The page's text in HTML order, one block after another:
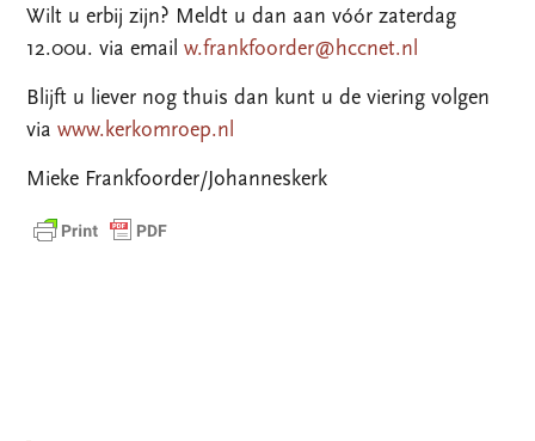
Wilt u erbij zijn? Meldt u dan aan vóór zaterdag
12.00u. via emailw.frankfoorder@hccnet.nl
Blijft u liever nog thuis dan kunt u de viering volgen
viawww.kerkomroep.nl
Mieke Frankfoorder/Johanneskerk